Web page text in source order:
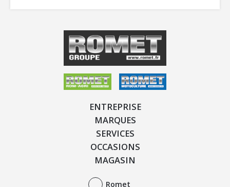
ENTREPRISE
MARQUES
SERVICES
OCCASIONS
MAGASIN
Romet